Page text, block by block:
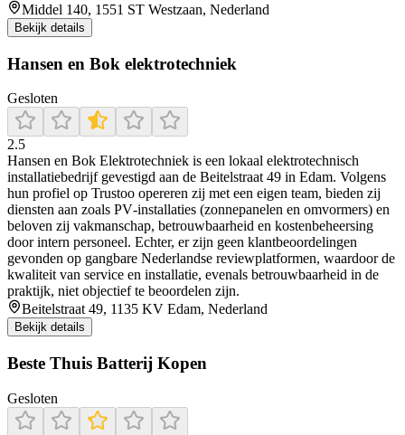
Middel 140, 1551 ST Westzaan, Nederland
Bekijk details
Hansen en Bok elektrotechniek
Gesloten
2.5
Hansen en Bok Elektrotechniek is een lokaal elektrotechnisch
installatiebedrijf gevestigd aan de Beitelstraat 49 in Edam. Volgens
hun profiel op Trustoo opereren zij met een eigen team, bieden zij
diensten aan zoals PV‑installaties (zonnepanelen en omvormers) en
beloven zij vakmanschap, betrouwbaarheid en kostenbeheersing
door intern personeel. Echter, er zijn geen klantbeoordelingen
gevonden op gangbare Nederlandse reviewplatformen, waardoor de
kwaliteit van service en installatie, evenals betrouwbaarheid in de
praktijk, niet objectief te beoordelen zijn.
Beitelstraat 49, 1135 KV Edam, Nederland
Bekijk details
Beste Thuis Batterij Kopen
Gesloten